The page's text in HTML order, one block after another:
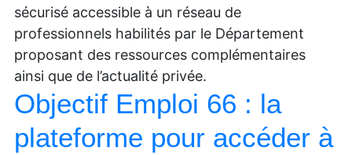
sécurisé accessible à un réseau de
professionnels habilités par le Département
proposant des ressources complémentaires
ainsi que de l’actualité privée.
Objectif Emploi 66 : la
plateforme pour accéder à